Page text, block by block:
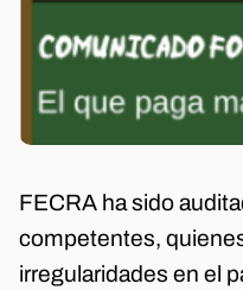
FECRA ha sido
competentes,
irregularidades en el